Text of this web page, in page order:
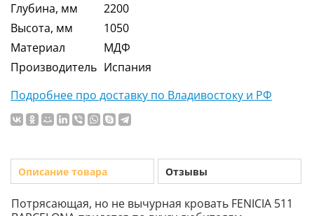
Глубина, мм
2200
Высота, мм
1050
Материал
МДФ
Производитель Испания
Подробнее про доставку по Владивостоку и РФ
Описание товара Отзывы
Потрясающая, но не вычурная кровать FENICIA 511